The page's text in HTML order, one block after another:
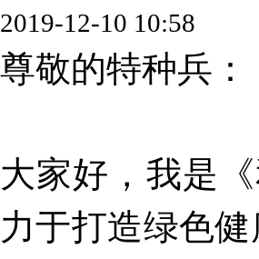
2019-12-10 10:58
尊敬的特种兵：
大家好，我是
力于打造绿色